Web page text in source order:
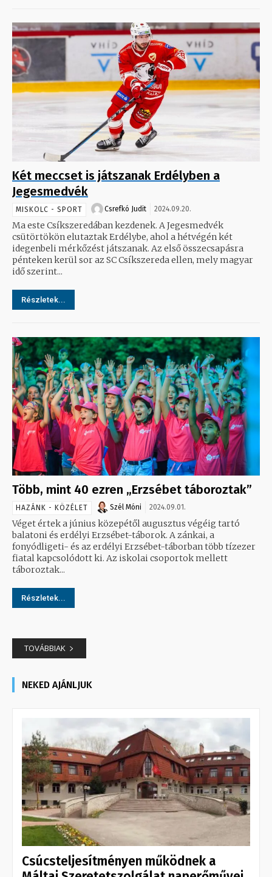
Két meccset is játszanak Erdélyben a
Jegesmedvék
MISKOLC - SPORT Csrefkó Judit 2024.09.20.
Ma este Csíkszeredában kezdenek. A Jegesmedvék
csütörtökön elutaztak Erdélybe, ahol a hétvégén két
idegenbeli mérkőzést játszanak. Az első összecsapásra
pénteken kerül sor az SC Csíkszereda ellen, mely magyar
idő szerint...
Részletek...
Több, mint 40 ezren „Erzsébet táboroztak”
HAZÁNK - KÖZÉLET Szél Móni 2024.09.01.
Véget értek a június közepétől augusztus végéig tartó
balatoni és erdélyi Erzsébet-táborok. A zánkai, a
fonyódligeti- és az erdélyi Erzsébet-táborban több tízezer
fiatal kapcsolódott ki. Az iskolai csoportok mellett
táboroztak...
Részletek...
TOVÁBBIAK
NEKED AJÁNLJUK
Csúcsteljesítményen működnek a